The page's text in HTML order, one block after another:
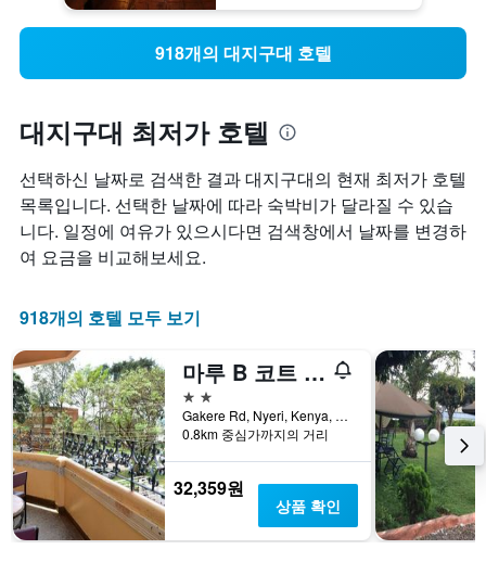
918개의 대지구대 호텔
대지구대 최저가 호텔
선택하신 날짜로 검색한 결과 대지구대의 현재 최저가 호텔
목록입니다. 선택한 날짜에 따라 숙박비가 달라질 수 있습
니다. 일정에 여유가 있으시다면 검색창에서 날짜를 변경하
여 요금을 비교해보세요.
918개의 호텔 모두 보기
마루 B 코트 호텔
2성급
Gakere Rd, Nyeri, Kenya, 니에리, 케냐
0.8km 중심가까지의 거리
32,359원
상품 확인